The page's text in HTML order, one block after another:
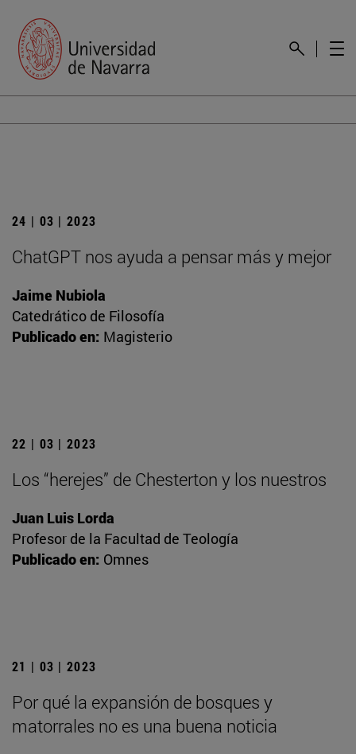
24 | 03 | 2023
ChatGPT nos ayuda a pensar más y mejor
Jaime Nubiola
Catedrático de Filosofía
Publicado en: Magisterio
22 | 03 | 2023
Los “herejes” de Chesterton y los nuestros
Juan Luis Lorda
Profesor de la Facultad de Teología
Publicado en: Omnes
21 | 03 | 2023
Por qué la expansión de bosques y
matorrales no es una buena noticia